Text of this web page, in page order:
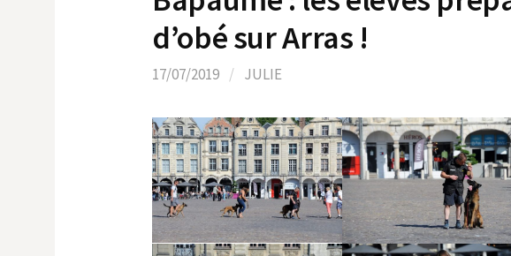
d’obé sur Arras !
17/07/2019 / JULIE